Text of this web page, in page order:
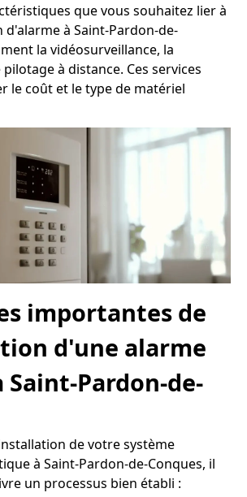
que vous souhaitez lier à
à Saint-Pardon-de-
la vidéosurveillance, la
à distance. Ces services
le coût et le type de matériel
importantes de
d'une alarme
Saint-Pardon-de-
de votre système
à Saint-Pardon-de-Conques, il
un processus bien établi :